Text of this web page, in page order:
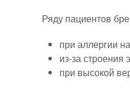
Ряду пациентов
при аллергии
из-за строения
при высокой